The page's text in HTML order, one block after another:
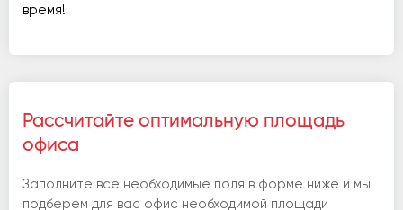
время!
Рассчитайте оптимальную площадь
офиса
Заполните все необходимые поля в форме ниже и мы
подберем для вас офис необходимой площади